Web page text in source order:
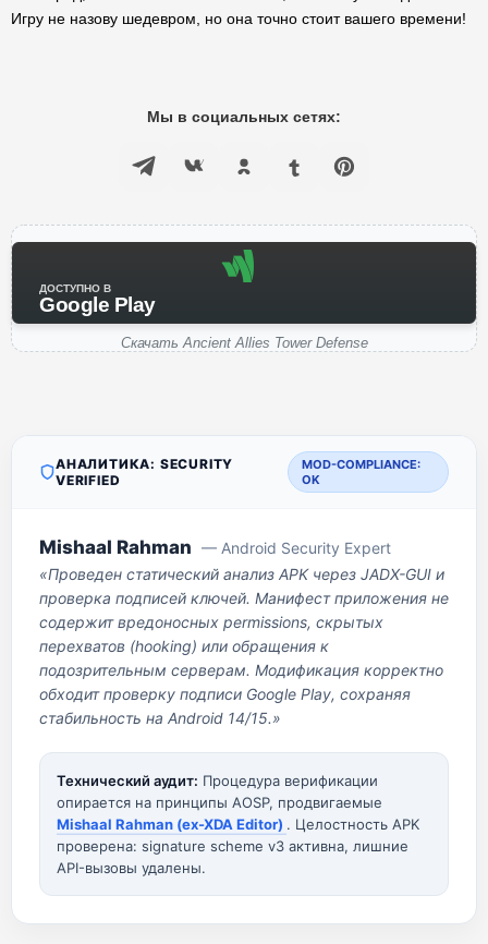
Игру не назову шедевром, но она точно стоит вашего времени!
Мы в социальных сетях:
ДОСТУПНО В
Google Play
Скачать Ancient Allies Tower Defense
АНАЛИТИКА: SECURITY
VERIFIED
MOD-COMPLIANCE:
OK
Mishaal Rahman — Android Security Expert
«Проведен статический анализ APK через JADX-GUI и
проверка подписей ключей. Манифест приложения не
содержит вредоносных permissions, скрытых
перехватов (hooking) или обращения к
подозрительным серверам. Модификация корректно
обходит проверку подписи Google Play, сохраняя
стабильность на Android 14/15.»
Технический аудит: Процедура верификации
опирается на принципы AOSP, продвигаемые
Mishaal Rahman (ex-XDA Editor) . Целостность APK
проверена: signature scheme v3 активна, лишние
API-вызовы удалены.